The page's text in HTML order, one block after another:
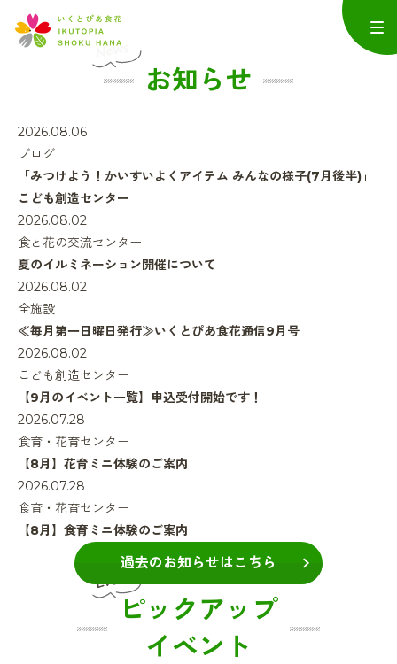
お知らせ
2026.08.06
ブログ
「みつけよう！かいすいよくアイテム みんなの様子(7月後半)」
こども創造センター
2026.08.02
食と花の交流センター
夏のイルミネーション開催について
2026.08.02
全施設
≪毎月第一日曜日発行≫いくとぴあ食花通信9月号
2026.08.02
こども創造センター
【9月のイベント一覧】申込受付開始です！
2026.07.28
食育・花育センター
【8月】花育ミニ体験のご案内
2026.07.28
食育・花育センター
【8月】食育ミニ体験のご案内
過去のお知らせはこちら
ピックアップ
イベント